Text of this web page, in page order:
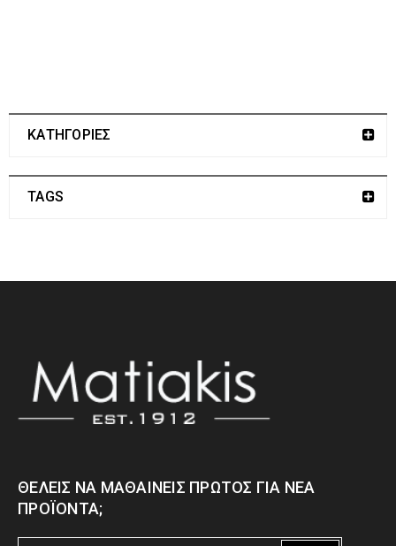
ΚΑΤΗΓΟΡΙΕΣ
TAGS
ΘΈΛΕΙΣ ΝΑ ΜΑΘΑΊΝΕΙΣ ΠΡΏΤΟΣ ΓΙΑ ΝΈΑ
ΠΡΟΪΌΝΤΑ;